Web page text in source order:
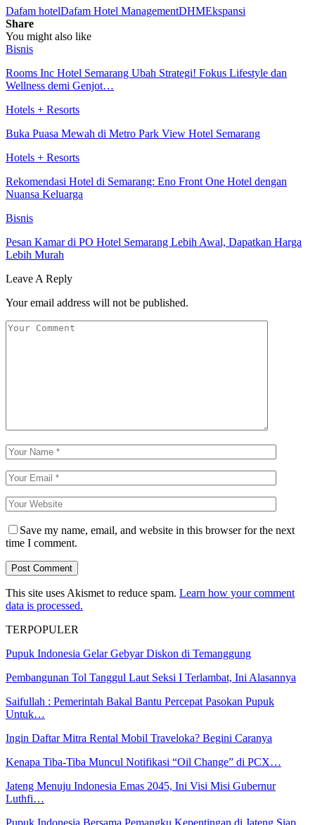
Dafam hotelDafam Hotel ManagementDHMEkspansi
Share
You might also like
Bisnis
Rooms Inc Hotel Semarang Ubah Strategi! Fokus Lifestyle dan
Wellness demi Genjot…
Hotels + Resorts
Buka Puasa Mewah di Metro Park View Hotel Semarang
Hotels + Resorts
Rekomendasi Hotel di Semarang: Eno Front One Hotel dengan
Nuansa Keluarga
Bisnis
Pesan Kamar di PO Hotel Semarang Lebih Awal, Dapatkan Harga
Lebih Murah
Leave A Reply
Your email address will not be published.
Save my name, email, and website in this browser for the next
time I comment.
This site uses Akismet to reduce spam. Learn how your comment
data is processed.
TERPOPULER
Pupuk Indonesia Gelar Gebyar Diskon di Temanggung
Pembangunan Tol Tanggul Laut Seksi I Terlambat, Ini Alasannya
Saifullah : Pemerintah Bakal Bantu Percepat Pasokan Pupuk
Untuk…
Ingin Daftar Mitra Rental Mobil Traveloka? Begini Caranya
Kenapa Tiba-Tiba Muncul Notifikasi “Oil Change” di PCX…
Jateng Menuju Indonesia Emas 2045, Ini Visi Misi Gubernur
Luthfi…
Pupuk Indonesia Bersama Pemangku Kepentingan di Jateng Siap